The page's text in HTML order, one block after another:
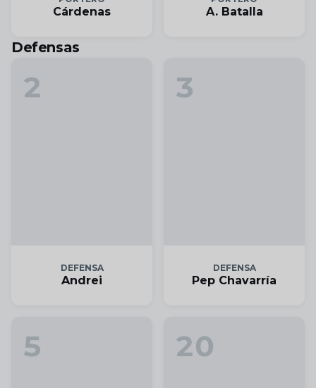
Cárdenas A. Batalla
Defensas
DEFENSA
2
Andrei
DEFENSA
3
Pep Chavarría
5 20